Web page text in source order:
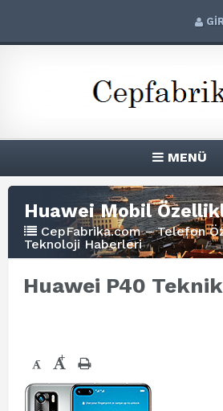
MENÜ
Huawei Mobil
CepFabrika.com – Telefon
Teknoloji Haberleri
Huawei P40
- +